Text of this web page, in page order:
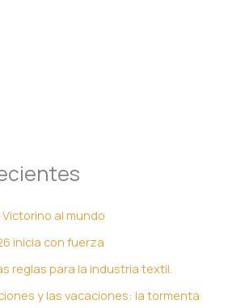
Victorino al mundo
inicia con fuerza
reglas para la industria textil.
y las vacaciones: la tormenta